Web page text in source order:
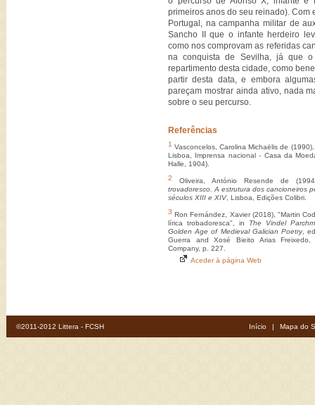
primeiros anos do seu reinado). Com
Portugal, na campanha militar de
Sancho II que o infante herdeiro
como nos comprovam as referidas
na conquista de Sevilha, já que
repartimento desta cidade, como
partir desta data, e embora
pareçam mostrar ainda ativo, nada
sobre o seu percurso.
Referências
1 Vasconcelos, Carolina Michaëlis de
Lisboa, Imprensa nacional - Casa da
Halle, 1904).
2 Oliveira, António Resende de
trovadoresco. A estrutura dos cancioneiros
séculos XIII e XIV, Lisboa, Edições Colibri.
3 Ron Fernández, Xavier (2018), "Martin
lírica trobadoresca", in The Vindel
Golden Age of Medieval Galician Poetry,
Guerra and Xosé Bieito Arias Freixedo,
Company, p. 227.
Aceder à página Web
©2011-2012 Littera - FCSH Início | Mapa do